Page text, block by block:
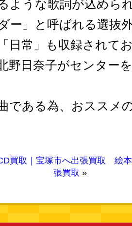
ような歌詞が込めら
ー」と呼ばれる選抜
日常」も収録されて
野日奈子がセンター
である為、おススメ
買取｜宝塚市へ出張買取
絵
張買取 »